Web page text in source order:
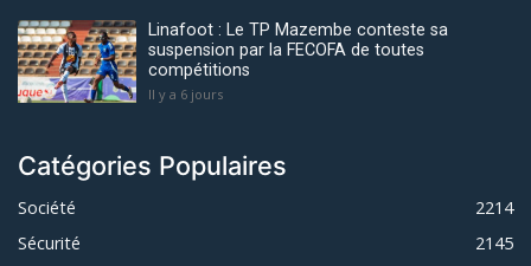
Linafoot : Le TP Mazembe conteste sa
suspension par la FECOFA de toutes
compétitions
Il y a 6 jours
Catégories Populaires
Société
2214
Sécurité
2145